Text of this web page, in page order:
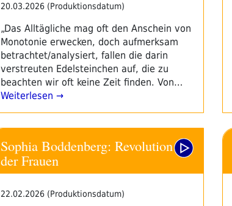
20.03.2026 (Produktionsdatum)
„Das Alltägliche mag oft den Anschein von
Monotonie erwecken, doch aufmerksam
betrachtet/analysiert, fallen die darin
verstreuten Edelsteinchen auf, die zu
beachten wir oft keine Zeit finden. Von…
Weiterlesen →
Sophia Boddenberg: Revolution
der Frauen
22.02.2026 (Produktionsdatum)